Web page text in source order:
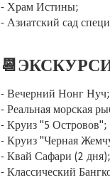
- Храм Истины;
- Азиатский сад
- Вечерний Нонг Нуч;
- Реальная морская
- Круиз "5 Островов";
- Круиз "Черная
- Квай Сафари (2 дня);
- Классический